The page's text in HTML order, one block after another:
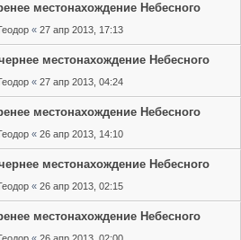
местонахождение Небесного
« 27 апр 2013, 17:13
местонахождение Небесного
« 27 апр 2013, 04:24
местонахождение Небесного
« 26 апр 2013, 14:10
местонахождение Небесного
« 26 апр 2013, 02:15
местонахождение Небесного